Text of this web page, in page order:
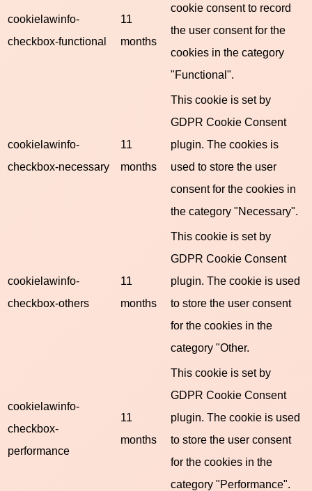
cookielawinfo-
checkbox-functional
11
months
cookie consent to record
the user consent for the
cookies in the category
"Functional".
cookielawinfo-
checkbox-necessary
11
months
This cookie is set by
GDPR Cookie Consent
plugin. The cookies is
used to store the user
consent for the cookies in
the category "Necessary".
cookielawinfo-
checkbox-others
11
months
This cookie is set by
GDPR Cookie Consent
plugin. The cookie is used
to store the user consent
for the cookies in the
category "Other.
cookielawinfo-
checkbox-
performance
11
months
This cookie is set by
GDPR Cookie Consent
plugin. The cookie is used
to store the user consent
for the cookies in the
category "Performance".